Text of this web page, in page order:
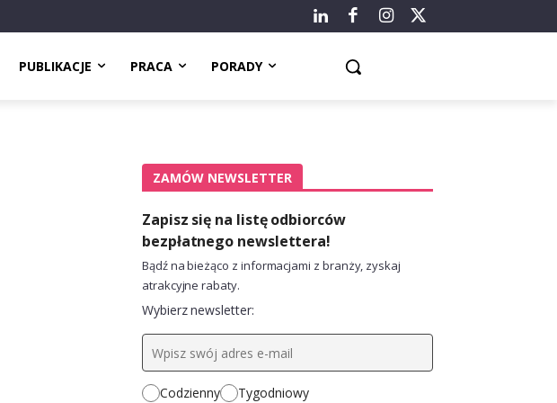
PUBLIKACJE PRACA PORADY
ZAMÓW NEWSLETTER
Zapisz się na listę odbiorców
bezpłatnego newslettera!
Bądź na bieżąco z informacjami z branży, zyskaj
atrakcyjne rabaty.
Wybierz newsletter:
Codzienny Tygodniowy